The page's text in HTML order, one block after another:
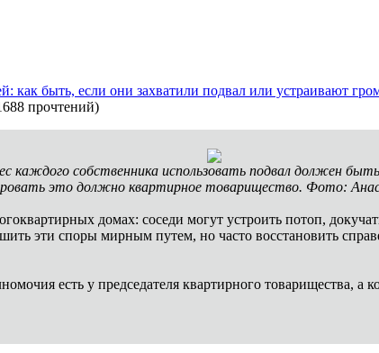
как быть, если они захватили подвал или устраивают
прочтений)
каждого собственника использовать подвал должен
это должно квартирное товарищество. Фото:
домах: соседи могут устроить потоп,
эти споры мирным путем, но часто восстановить
есть у председателя квартирного товарищества, а